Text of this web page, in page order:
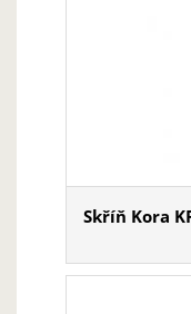
Skříň Kora